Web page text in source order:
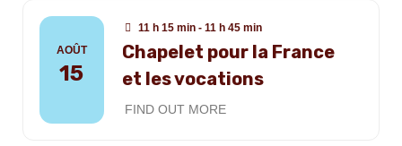
AOÛT
15
11 h 15 min - 11 h 45 min
Chapelet pour la France
et les vocations
FIND OUT MORE